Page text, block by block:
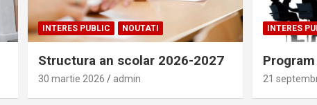
INTERES PUBLIC NOUTATI
Structura an scolar 2026-2027
30 martie 2026 admin
INTERES
21